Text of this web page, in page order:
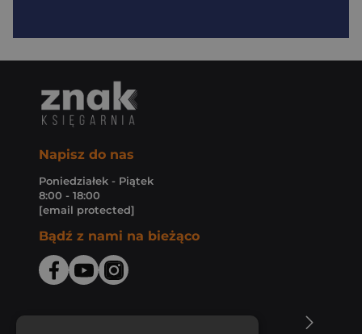
Napisz do nas
Poniedziałek - Piątek
8:00 - 18:00
[email protected]
Bądź z nami na bieżąco